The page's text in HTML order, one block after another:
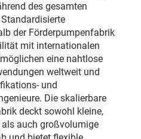
des gesamten
der Förderpumpenfabrik
mit internationalen
eine nahtlose
weltweit und
und
Die skalierbare
deckt sowohl kleine,
auch großvolumige